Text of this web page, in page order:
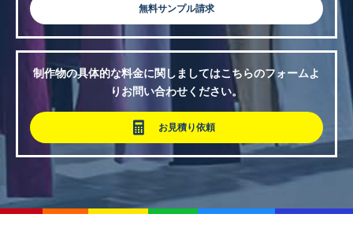
無料サンプル請求
制作物の具体的な料金に関しましてはこちらのフォームよ
りお問い合わせください。
お見積り依頼